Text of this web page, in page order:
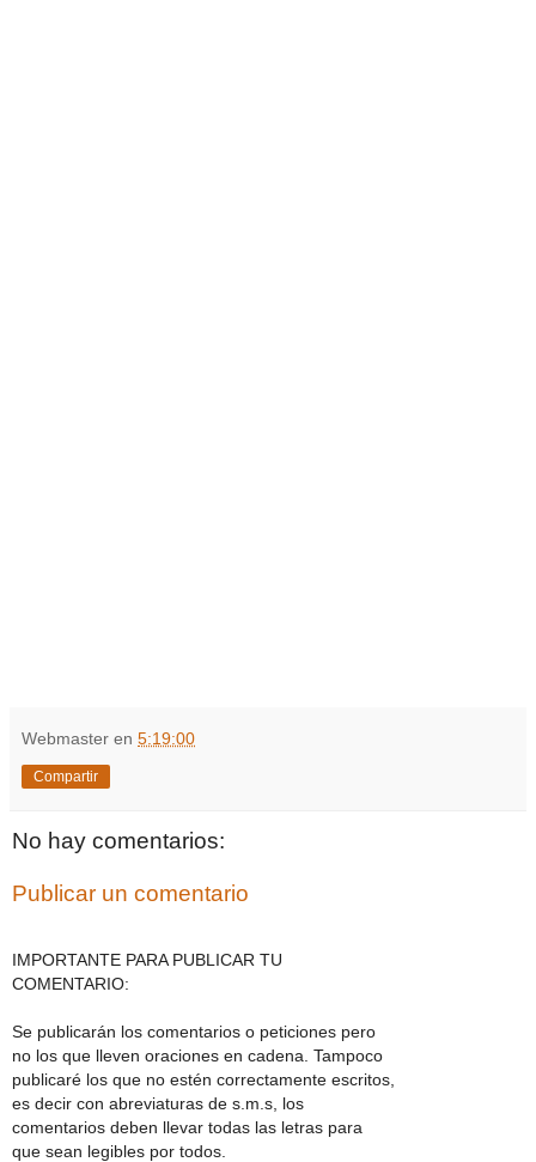
Webmaster en 5:19:00
Compartir
No hay comentarios:
Publicar un comentario
IMPORTANTE PARA PUBLICAR TU
COMENTARIO:
Se publicarán los comentarios o peticiones pero
no los que lleven oraciones en cadena. Tampoco
publicaré los que no estén correctamente escritos,
es decir con abreviaturas de s.m.s, los
comentarios deben llevar todas las letras para
que sean legibles por todos.